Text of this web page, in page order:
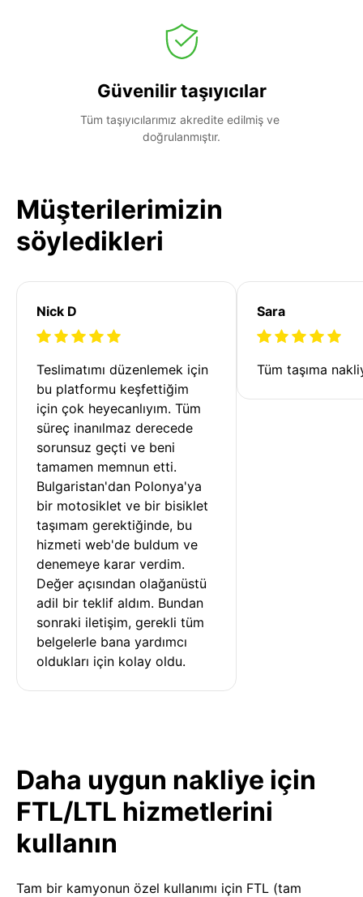
Güvenilir taşıyıcılar
Tüm taşıyıcılarımız akredite edilmiş ve
doğrulanmıştır.
Müşterilerimizin
söyledikleri
Nick D
Teslimatımı düzenlemek için
bu platformu keşfettiğim
için çok heyecanlıyım. Tüm
süreç inanılmaz derecede
sorunsuz geçti ve beni
tamamen memnun etti.
Bulgaristan'dan Polonya'ya
bir motosiklet ve bir bisiklet
taşımam gerektiğinde, bu
hizmeti web'de buldum ve
denemeye karar verdim.
Değer açısından olağanüstü
adil bir teklif aldım. Bundan
sonraki iletişim, gerekli tüm
belgelerle bana yardımcı
oldukları için kolay oldu.
Sara
Tüm taşıma
Daha uygun nakliye için
FTL/LTL hizmetlerini
kullanın
Tam bir kamyonun özel kullanımı için FTL (tam